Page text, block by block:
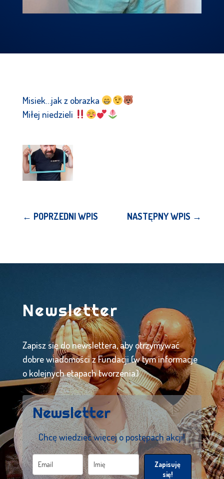
Misiek…jak z obrazka
Miłej niedzieli
← POPRZEDNI WPIS NASTĘPNY WPIS →
Newsletter
Zapisz się do newslettera, aby otrzymywać
dobre wiadomości z Fundacji (w tym informacje
o kolejnych etapach tworzenia).
Newsletter
Chcę wiedzieć więcej o postępach akcji!
Zapisuję
się!